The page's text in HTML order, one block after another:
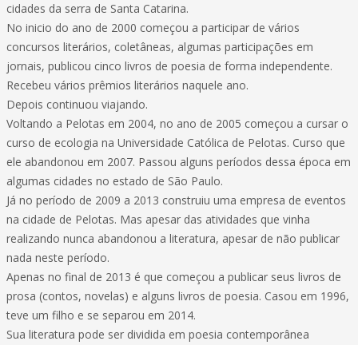
cidades da serra de Santa Catarina.
No inicio do ano de 2000 começou a participar de vários
concursos literários, coletâneas, algumas participações em
jornais, publicou cinco livros de poesia de forma independente.
Recebeu vários prêmios literários naquele ano.
Depois continuou viajando.
Voltando a Pelotas em 2004, no ano de 2005 começou a cursar o
curso de ecologia na Universidade Católica de Pelotas. Curso que
ele abandonou em 2007. Passou alguns períodos dessa época em
algumas cidades no estado de São Paulo.
Já no período de 2009 a 2013 construiu uma empresa de eventos
na cidade de Pelotas. Mas apesar das atividades que vinha
realizando nunca abandonou a literatura, apesar de não publicar
nada neste período.
Apenas no final de 2013 é que começou a publicar seus livros de
prosa (contos, novelas) e alguns livros de poesia. Casou em 1996,
teve um filho e se separou em 2014.
Sua literatura pode ser dividida em poesia contemporânea